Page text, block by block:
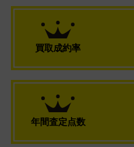
買取成約率
年間査定点数